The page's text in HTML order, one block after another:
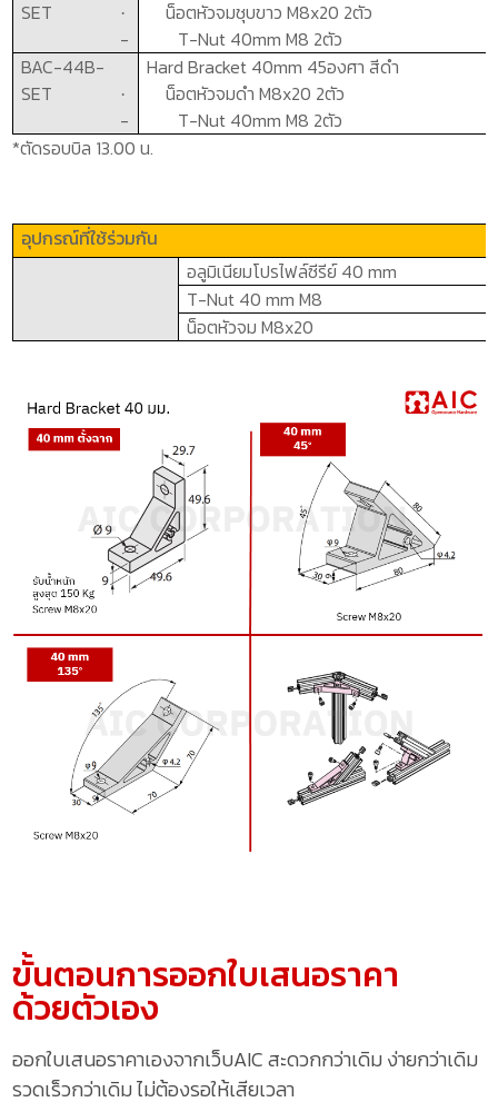
SET
· น็อตหัวจมชุบขาว M8x20 2ตัว
-
T-Nut 40mm M8 2ตัว
BAC-44B-
SET
Hard Bracket 40mm 45องศา สีดำ
· น็อตหัวจมดำ M8x20 2ตัว
-
T-Nut 40mm M8 2ตัว
*ตัดรอบบิล 13.00 น.
อุปกรณ์ที่ใช้ร่วมกัน
อลูมิเนียมโปรไฟล์ซีรีย์40 mm
T-Nut 40 mm M8
น็อตหัวจมM8x20
ขั้นตอนการออกใบเสนอราคา
ด้วยตัวเอง
ออกใบเสนอราคาเองจากเว็บAIC สะดวกกว่าเดิม ง่ายกว่าเดิม
รวดเร็วกว่าเดิม ไม่ต้องรอให้เสียเวลา